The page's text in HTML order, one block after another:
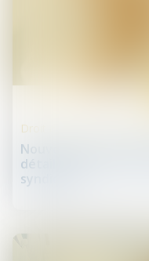
Nouveaux tarifs des
détails du projet
syndicats
Droit des professionnels